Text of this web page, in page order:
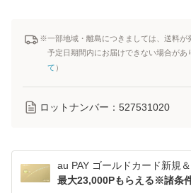
※一部地域・離島につきましては、送料が
予定日期間内にお届けできない場合があ
て ）
ロットナンバー： 527531020
au PAY ゴールドカード新規
最大23,000Pもらえる※諸条